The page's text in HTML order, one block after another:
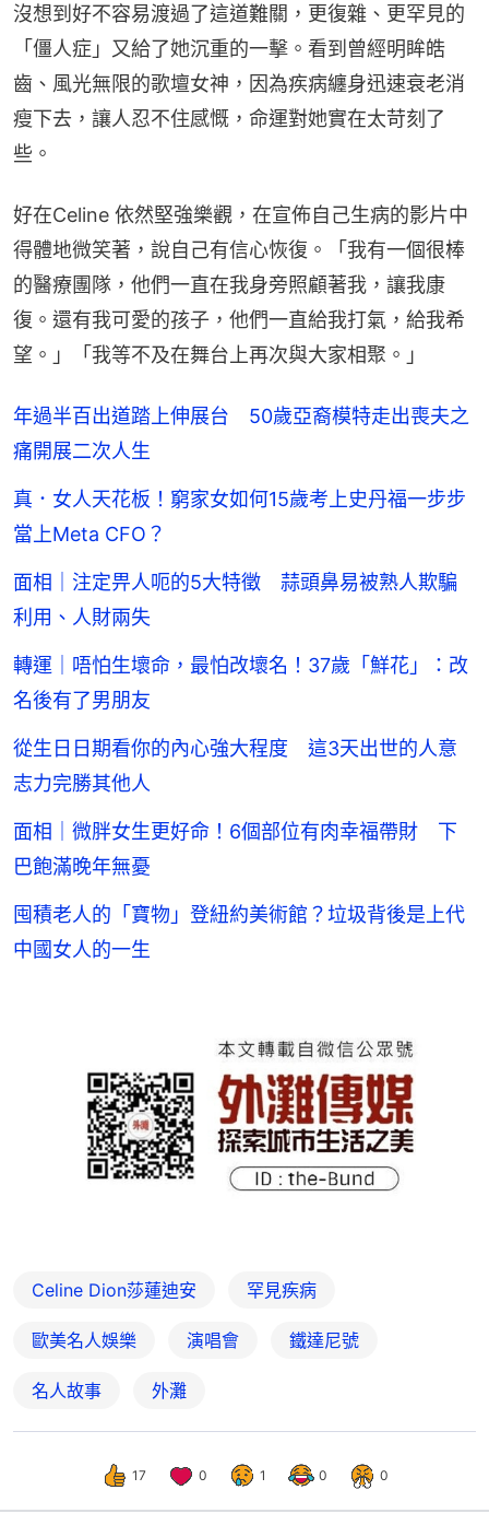
沒想到好不容易渡過了這道難關，更復雜、更罕見的
「僵人症」又給了她沉重的一擊。看到曾經明眸皓
齒、風光無限的歌壇女神，因為疾病纏身迅速衰老消
瘦下去，讓人忍不住感慨，命運對她實在太苛刻了
些。
好在Celine 依然堅強樂觀，在宣佈自己生病的影片中
得體地微笑著，說自己有信心恢復。「我有一個很棒
的醫療團隊，他們一直在我身旁照顧著我，讓我康
復。還有我可愛的孩子，他們一直給我打氣，給我希
望。」「我等不及在舞台上再次與大家相聚。」
年過半百出道踏上伸展台 50歲亞裔模特走出喪夫之
痛開展二次人生
真．女人天花板！窮家女如何15歲考上史丹福一步步
當上Meta CFO？
面相｜注定畀人呃的5大特徵 蒜頭鼻易被熟人欺騙
利用、人財兩失
轉運｜唔怕生壞命，最怕改壞名！37歲「鮮花」：改
名後有了男朋友
從生日日期看你的內心強大程度 這3天出世的人意
志力完勝其他人
面相｜微胖女生更好命！6個部位有肉幸福帶財 下
巴飽滿晚年無憂
囤積老人的「寶物」登紐約美術館？垃圾背後是上代
中國女人的一生
Celine Dion莎蓮迪安 罕見疾病
歐美名人娛樂 演唱會 鐵達尼號
名人故事 外灘
17 0 1 0 0